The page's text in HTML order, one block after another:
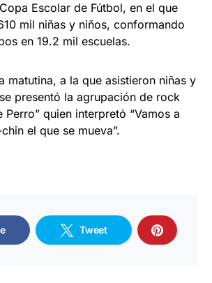
Escolar de Fútbol, en el que
mil niñas y niños, conformando
en 19.2 mil escuelas.
matutina, a la que asistieron niñas y
presentó la agrupación de rock
Perro” quien interpretó “Vamos a
el que se mueva”.
Tweet